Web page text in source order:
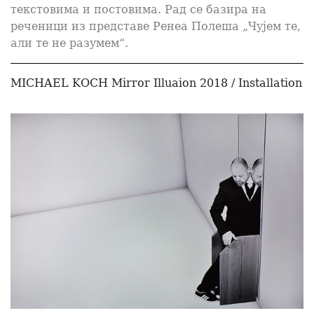
текстовима и постовима. Рад се базира на
реченици из представе Ренеа Полеша „Чујем те,
али те не разумем“.
MICHAEL KOCH Mirror Illuaion 2018 / Installation